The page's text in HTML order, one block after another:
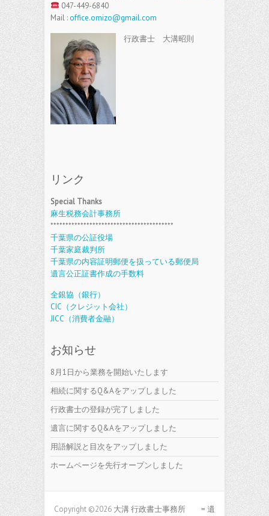
047-449-6840
Mail :office.omizo@gmail.com
行政書士 大溝昭則
リンク
Special Thanks
麻生税務会計事務所
*****************************************
千葉県の公証役場
千葉家庭裁判所
千葉県の内容証明郵便を扱っている郵便局
遺言公正証書作成の手数料
全銀協（銀行）
CIC（クレジット会社）
JICC（消費者金融）
お知らせ
8月1日から業務を開始いたします
相続に関するQ&Aをアップしました
行政書士の登録が完了しました
遺言に関するQ&Aをアップしました
用語解説と目次をアップしました
ホームページを先行オープンしました
Copyright ©2026 大溝 行政書士事務所 = 遺